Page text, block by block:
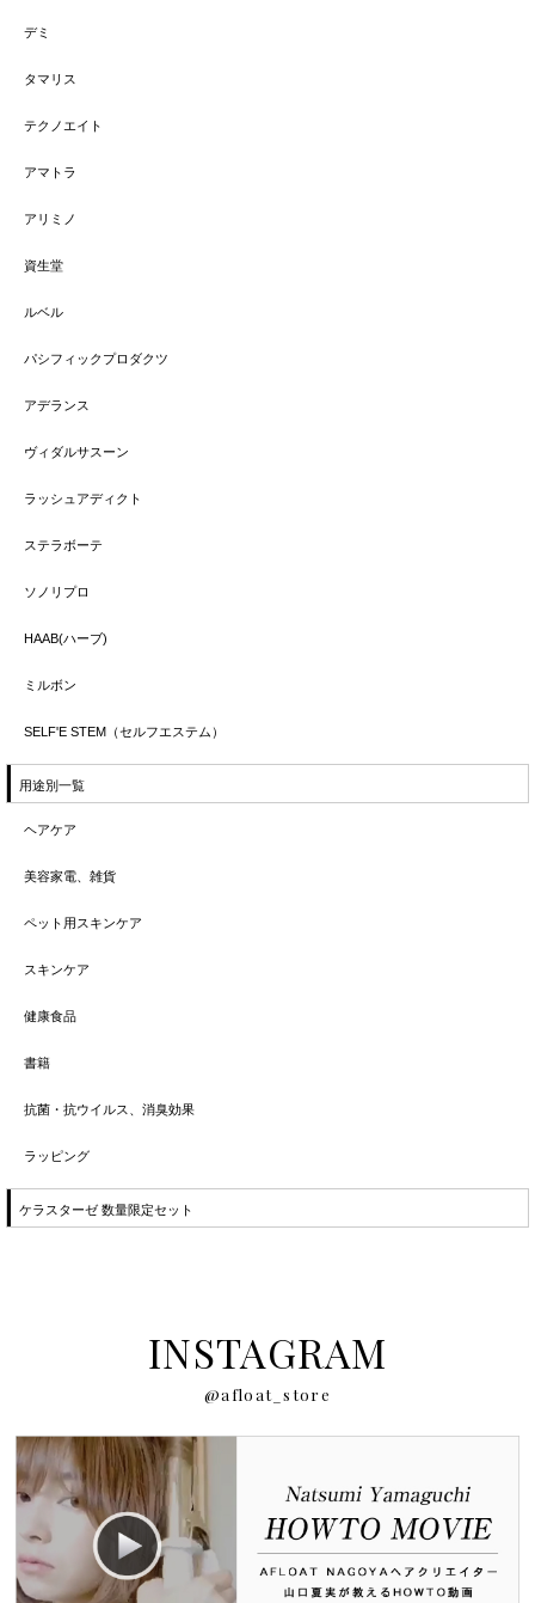
デミ
タマリス
テクノエイト
アマトラ
アリミノ
資生堂
ルベル
パシフィックプロダクツ
アデランス
ヴィダルサスーン
ラッシュアディクト
ステラボーテ
ソノリプロ
HAAB(ハーブ)
ミルボン
SELF'E STEM（セルフエステム）
用途別一覧
ヘアケア
美容家電、雑貨
ペット用スキンケア
スキンケア
健康食品
書籍
抗菌・抗ウイルス、消臭効果
ラッピング
ケラスターゼ 数量限定セット
INSTAGRAM
@afloat_store